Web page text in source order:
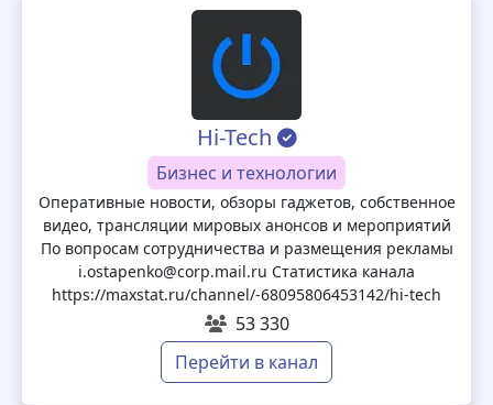
Hi-Tech
Бизнес и технологии
Оперативные новости, обзоры гаджетов, собственное
видео, трансляции мировых анонсов и мероприятий
По вопросам сотрудничества и размещения рекламы
i.ostapenko@corp.mail.ru Статистика канала
https://maxstat.ru/channel/-68095806453142/hi-tech
53 330
Перейти в канал